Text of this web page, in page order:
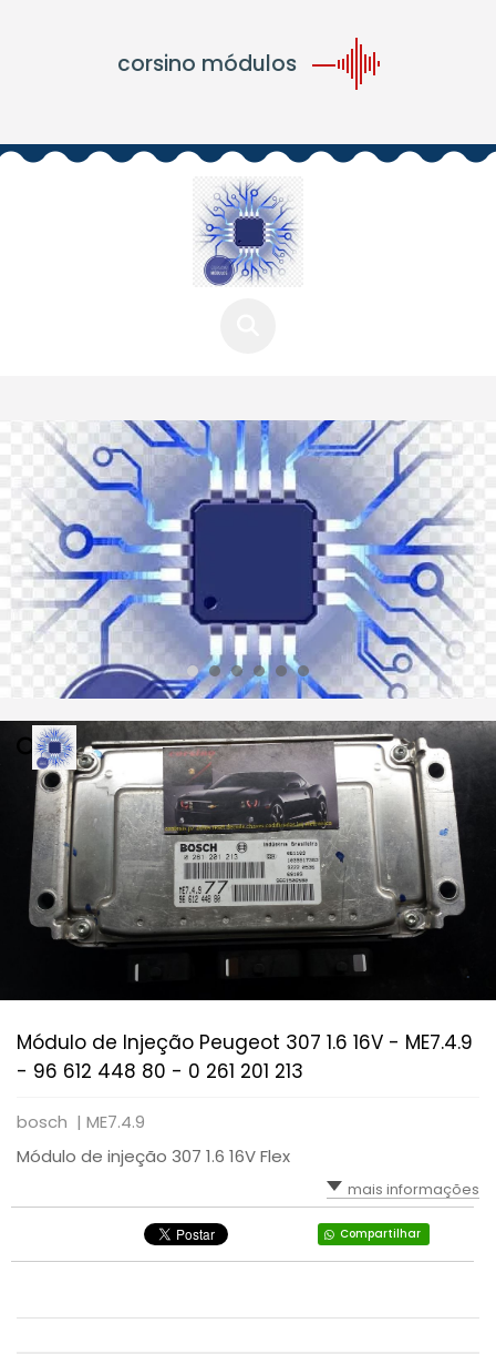
corsino módulos
Módulo de Injeção Peugeot 307 1.6 16V - ME7.4.9
- 96 612 448 80 - 0 261 201 213
bosch | ME7.4.9
Módulo de injeção 307 1.6 16V Flex
mais informações
Compartilhar